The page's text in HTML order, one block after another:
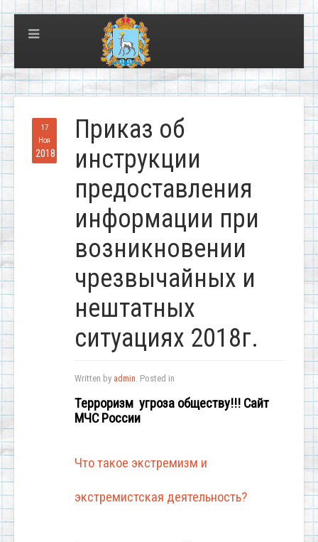
17
Ноя
2018
Приказ об
инструкции
предоставления
информации при
возникновении
чрезвычайных и
нештатных
ситуациях 2018г.
Written by admin. Posted in
Терроризм угроза обществу!!! Сайт
МЧС России
Что такое экстремизм и
экстремистская деятельность?